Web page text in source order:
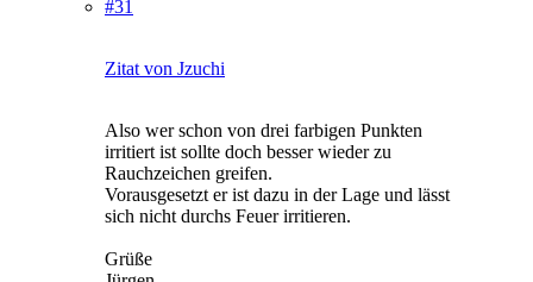
#31
Zitat von Jzuchi
Also wer schon von drei farbigen Punkten
irritiert ist sollte doch besser wieder zu
Rauchzeichen greifen.
Vorausgesetzt er ist dazu in der Lage und lässt
sich nicht durchs Feuer irritieren.
Grüße